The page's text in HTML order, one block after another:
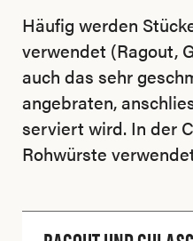
Häufig werden
verwendet (Ragout,
auch das sehr
angebraten,
serviert wird. In der
Rohwürste